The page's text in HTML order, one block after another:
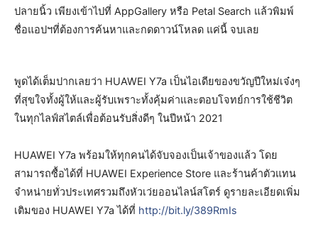
ปลายนิ้ว เพียงเข้าไปที่ AppGallery หรือ Petal Search แล้วพิมพ์
ชื่อแอปฯที่ต้องการค้นหาและกดดาวน์โหลด แค่นี้ จบเลย
พูดได้เต็มปากเลยว่า HUAWEI Y7a เป็นไอเดียของขวัญปีใหม่เจ๋งๆ
ที่สุขใจทั้งผู้ให้และผู้รับเพราะทั้งคุ้มค่าและตอบโจทย์การใช้ชีวิต
ในทุกไลฟ์สไตล์เพื่อต้อนรับสิ่งดีๆ ในปีหน้า 2021
HUAWEI Y7a พร้อมให้ทุกคนได้จับจองเป็นเจ้าของแล้ว โดย
สามารถซื้อได้ที่ HUAWEI Experience Store และร้านค้าตัวแทน
จำหน่ายทั่วประเทศรวมถึงหัวเว่ยออนไลน์สโตร์ ดูรายละเอียดเพิ่ม
เติมของ HUAWEI Y7a ได้ที่ http://bit.ly/389RmIs